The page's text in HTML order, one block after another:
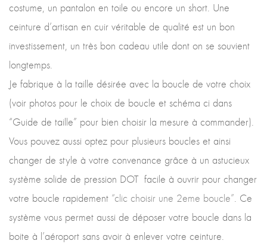
costume, un pantalon en toile ou encore un short. Une
ceinture d’artisan en cuir véritable de qualité est un bon
investissement, un très bon cadeau utile dont on se souvient
longtemps.
Je fabrique à la taille désirée avec la boucle de votre choix
(voir photos pour le choix de boucle et schéma ci dans
“Guide de taille” pour bien choisir la mesure à commander).
Vous pouvez aussi optez pour plusieurs boucles et ainsi
changer de style à votre convenance grâce à un astucieux
système solide de pression DOT facile à ouvrir pour changer
votre boucle rapidement “clic choisir une 2eme boucle”. Ce
système vous permet aussi de déposer votre boucle dans la
boite à l’aéroport sans avoir à enlever votre ceinture.